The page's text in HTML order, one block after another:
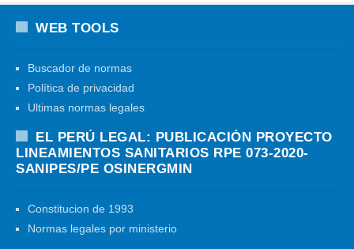
WEB TOOLS
Buscador de normas
Política de privacidad
Ultimas normas legales
EL PERÚ LEGAL: PUBLICACIÓN PROYECTO
LINEAMIENTOS SANITARIOS RPE 073-2020-
SANIPES/PE OSINERGMIN
Constitucion de 1993
Normas legales por ministerio